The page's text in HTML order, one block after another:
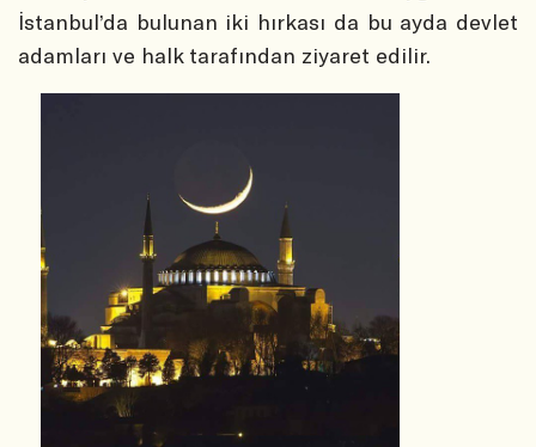
İstanbul’da bulunan iki hırkası da bu ayda devlet
adamları ve halk tarafından ziyaret edilir.